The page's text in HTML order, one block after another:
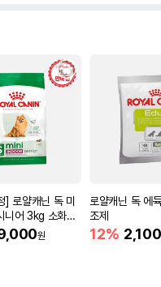
] 로얄캐닌 독 미
니어 3kg 소화도
원
로얄캐닌 독 에
조제
12% 2,100